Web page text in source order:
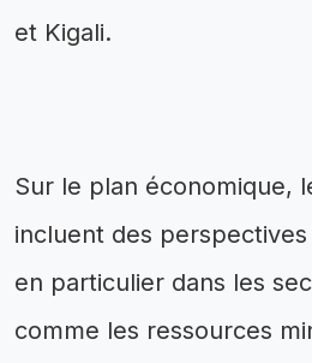
et Kigali.
Sur le plan économique,
incluent des perspectives
en particulier dans les
comme les ressources